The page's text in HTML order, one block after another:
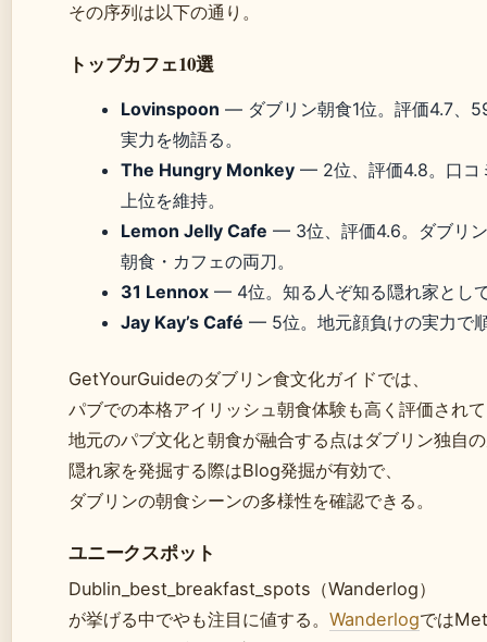
その序列は以下の通り。
トップカフェ10選
Lovinspoon — ダブリン朝食1位。評価4.7、
実力を物語る。
The Hungry Monkey — 2位、評価4.8。口コ
上位を維持。
Lemon Jelly Cafe — 3位、評価4.6。ダブリ
朝食・カフェの両刀。
31 Lennox — 4位。知る人ぞ知る隠れ家とし
Jay Kay’s Café — 5位。地元顔負けの実力で
GetYourGuideのダブリン食文化ガイドでは、
パブでの本格アイリッシュ朝食体験も高く評価され
地元のパブ文化と朝食が融合する点はダブリン独自
隠れ家を発掘する際はBlog発掘が有効で、
ダブリンの朝食シーンの多様性を確認できる。
ユニークスポット
Dublin_best_breakfast_spots（Wanderlog）
が挙げる中でやも注目に値する。 Wanderlogでは